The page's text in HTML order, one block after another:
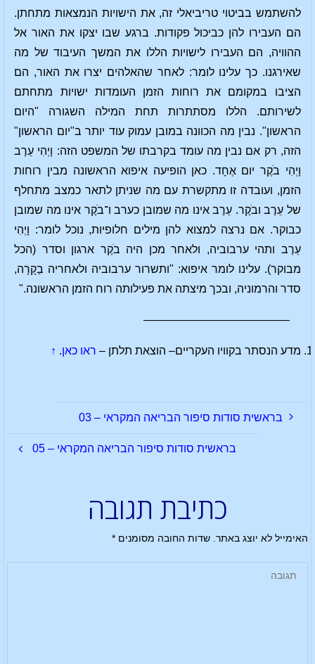
להשתמש בביטוי טריביאלי זה, את הישויות הנמצאות מתחתן.
הם העבירו להן כביכול פקודות. ברגע שבו יצקו את האור אל
ההוויה, הם העבירו לישויות הללו את המשך העיבוד של מה
שאירגנו. כך עלינו לומר: לאחר שהאלהים יצרו את האור, הם
הציבו במקומם את רוחות הזמן העומדות ישויות מתחתם
לשירותם. הללו מסתתרות תחת המילה השגורה "היום
הראשון". נבין מה הכוונה במובן עמוק עוד יותר ב"יום הראשון"
הזה, רק אם נבין מה עומד בקרבתו של המשפט הזה: וָיְהִי עֵרֶב
וָיְהִי בֹקֶר יום אֶחָד. כאן הופיעה איפוא הראשונה מבין רוחות
הזמן, ועובדה זו מתקשרת עם מה שניתן לתאר כמצב מתחלף
של עֵרֶב ובֹקֶר. עֵרֶב אינו מה שמובן כערב ו־בֹקֶר אינו מה שמובן
כבוקר. אם נרצה למצוא להן מילים חלופיות, נוכל לומר: וָיְהִי
עֵרֶב ותהי ערבוביה, ולאחר מכן היה בֹקֶר ארגון וסדר (הכל
מבוקר). עלינו לומר איפוא: "ותשרור ערבוביה ולאחריה בַקָרָה,
סדר והרמוניה, ובכך מיצתה את פעילותה רוח הזמן הראשונה."
—————————————
מדע הנסתר בקוויו העקריים– הוצאת תלתן – ראו כאן.
↑
בראשית סודות סיפור הבריאה המקראי – 03
בראשית סודות סיפור הבריאה המקראי – 05
כתיבת תגובה
האימייל לא יוצג באתר. שדות החובה מסומנים*